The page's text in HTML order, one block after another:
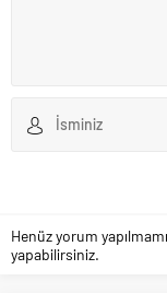
Henüz yorum
yapabilirsiniz.